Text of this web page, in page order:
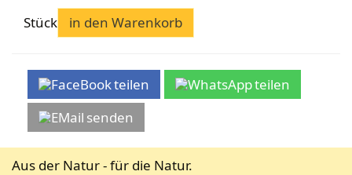
Stück in den Warenkorb
teilen
teilen
senden
Aus der Natur - für die Natur.